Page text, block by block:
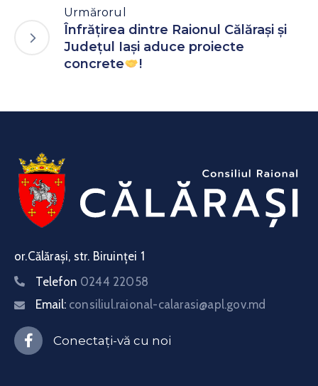
Urmărorul
Înfrățirea dintre Raionul Călărași și
Județul Iași aduce proiecte
concrete
!
or.Călărași, str. Biruinței 1
Telefon 0244 22058
Email: consiliul.raional-calarasi@apl.gov.md
Conectați-vă cu noi